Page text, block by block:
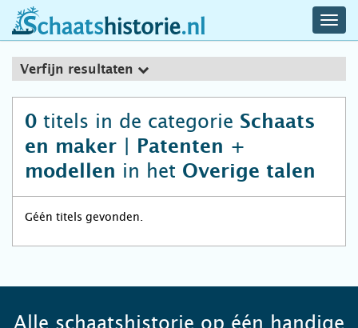
schaatshistorie.nl
Verfijn resultaten
0 titels in de categorie Schaats
en maker | Patenten +
modellen in het Overige talen
Géén titels gevonden.
Alle schaatshistorie op één handige